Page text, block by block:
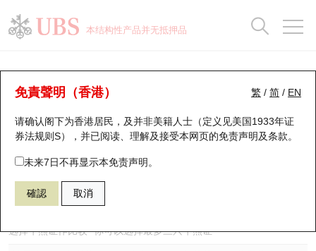
本结构性产品并无抵押品
繁 / 简 / EN
免責聲明（香港）
请确认阁下为香港居民，及并非美籍人士（定义见美国1933年证
券法规则S），并已阅读、理解及接受本网页的免责声明及条款。
未来7日不再显示本免责声明。
確認 取消
牛熊证分析仪
表现 街货统计 比较
57492 瑞银熊证 1211 比亚迪股份
选择牛熊证作比较 *你可以选择最多三只牛熊证
瑞银认股证一览
新发行瑞银认股证
即将到期认股证
认股证到期结算价查找
认股证分析仪
街货统计
比较
牛熊全景快搜
牛熊证搜寻
牛熊证街货分布图
正股牛熊证列表
新发行瑞银牛熊证
街货统计
比较
十大升幅/跌幅
十大认股证成交分布
十天股证占大市成交
资金流
街货统计
正股分析仪
二十大活跃股份
恒指成份股
国指成份股
科指成份股
持股比重
显示所有持股比重
每月轮证大市专题
轮证专栏
讲座及教育短片
认股证投资者教育
牛熊证投资者教育